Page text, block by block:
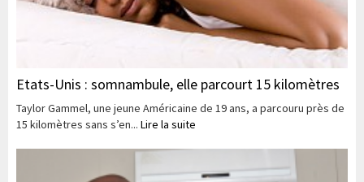
Etats-Unis : somnambule, elle parcourt 15 kilomètres
Taylor Gammel, une jeune Américaine de 19 ans, a parcouru près de
15 kilomètres sans s’en... Lire la suite